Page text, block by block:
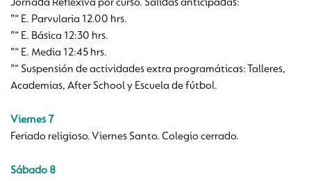
Jornada Reflexiva por curso. Salidas anticipadas:
”“ E. Parvularia 12.00 hrs.
”“ E. Básica 12:30 hrs.
”“ E. Media 12:45 hrs.
”“ Suspensión de actividades extra programáticas: Talleres,
Academias, After School y Escuela de fútbol.
Viernes 7
Feriado religioso. Viernes Santo. Colegio cerrado.
Sábado 8